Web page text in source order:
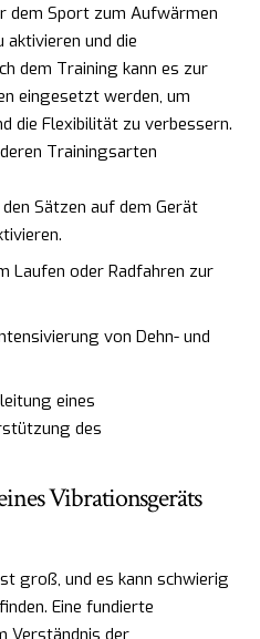
dem Sport zum Aufwärmen
aktivieren und die
dem Training kann es zur
eingesetzt werden, um
die Flexibilität zu verbessern.
Trainingsarten
Sätzen auf dem Gerät
Laufen oder Radfahren zur
von Dehn- und
eines
des
Vibrationsgeräts
groß, und es kann schwierig
Eine fundierte